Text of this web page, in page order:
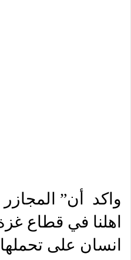
واكد أن”
اهلنا في قطاع
انسان على